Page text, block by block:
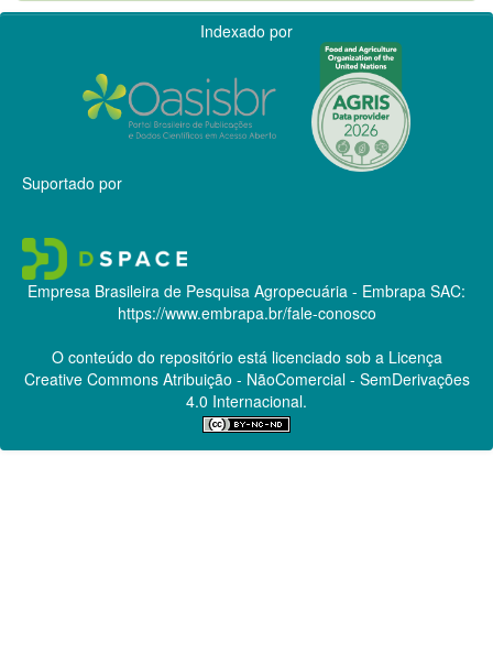
Indexado por
Suportado por
Empresa Brasileira de Pesquisa Agropecuária - Embrapa SAC:
https://www.embrapa.br/fale-conosco
O conteúdo do repositório está licenciado sob a Licença
Creative CommonsAtribuição - NãoComercial - SemDerivações
4.0 Internacional.